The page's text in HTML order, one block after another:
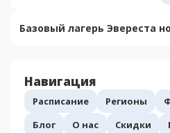
Базовый лагерь Эвереста
Навигация
Расписание Регионы
Блог
О нас Скидки